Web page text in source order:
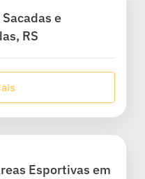
e
RS
Esportivas em